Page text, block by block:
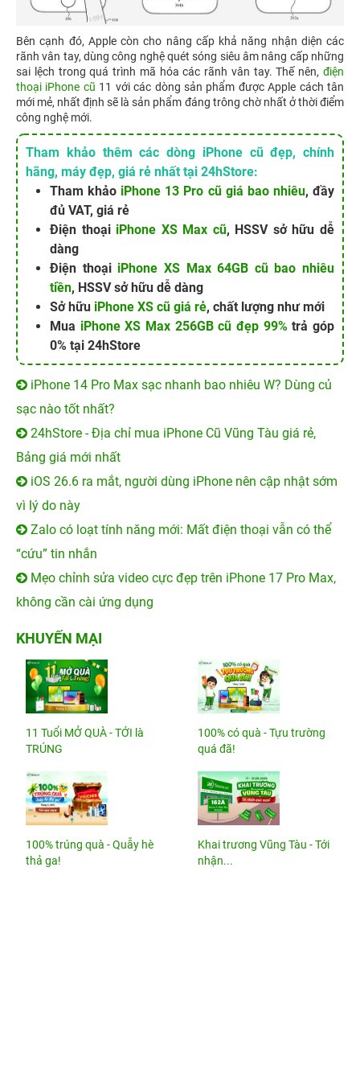
Bên cạnh đó, Apple còn cho nâng cấp khả năng nhận diện các
rãnh vân tay, dùng công nghệ quét sóng siêu âm nâng cấp những
sai lệch trong quá trình mã hóa các rãnh vân tay. Thế nên, điện
thoại iPhone cũ 11 với các dòng sản phẩm được Apple cách tân
mới mẻ, nhất định sẽ là sản phẩm đáng trông chờ nhất ở thời điểm
công nghệ mới.
Tham khảo thêm các dòng iPhone cũ đẹp, chính
hãng, máy đẹp, giá rẻ nhất tại 24hStore:
Tham khảo iPhone 13 Pro cũ giá bao nhiêu, đầy
đủ VAT, giá rẻ
Điện thoại iPhone XS Max cũ, HSSV sở hữu dễ
dàng
Điện thoại iPhone XS Max 64GB cũ bao nhiêu
tiền, HSSV sở hữu dễ dàng
Sở hữu iPhone XS cũ giá rẻ, chất lượng như mới
Mua iPhone XS Max 256GB cũ đẹp 99%trả góp
0% tại 24hStore
iPhone 14 Pro Max sạc nhanh bao nhiêu W? Dùng củ
sạc nào tốt nhất?
24hStore - Địa chỉ mua iPhone Cũ Vũng Tàu giá rẻ,
Bảng giá mới nhất
iOS 26.6 ra mắt, người dùng iPhone nên cập nhật sớm
vì lý do này
Zalo có loạt tính năng mới: Mất điện thoại vẫn có thể
“cứu” tin nhắn
Mẹo chỉnh sửa video cực đẹp trên iPhone 17 Pro Max,
không cần cài ứng dụng
KHUYẾN MẠI
11 Tuổi MỞ QUÀ - TỚI là
TRÚNG
100% có quà - Tựu trường
quá đã!
100% trúng quà - Quẫy hè
thả ga!
Khai trương Vũng Tàu - Tới
nhận...